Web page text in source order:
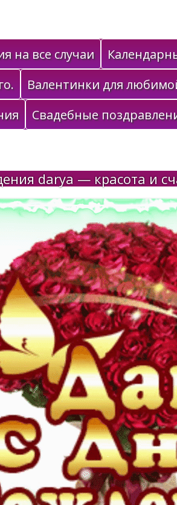
на все случаи
Валентинки для
Свадебные
darya — красота и